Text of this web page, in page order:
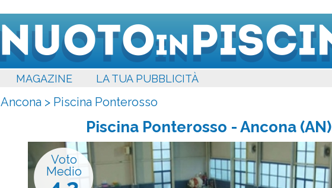
MAGAZINE LA TUA PUBBLICITÀ
Ancona > Piscina Ponterosso
Piscina Ponterosso - Ancona (AN)
Voto
Medio